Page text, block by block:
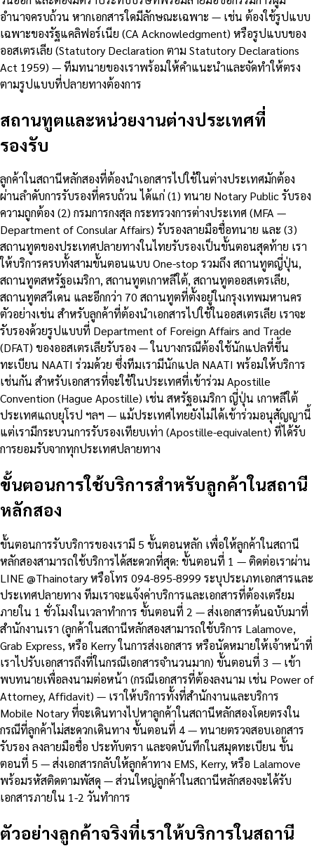
อำนาจครบถ้วน หากเอกสารใดมีลักษณะเฉพาะ — เช่น ต้องใช้รูปแบบ
เฉพาะของรัฐแคลิฟอร์เนีย (CA Acknowledgment) หรือรูปแบบของ
ออสเตรเลีย (Statutory Declaration ตาม Statutory Declarations
Act 1959) — ทีมทนายของเราพร้อมให้คำแนะนำและจัดทำให้ตรง
ตามรูปแบบที่ปลายทางต้องการ
สถานทูตและหน่วยงานต่างประเทศที่
รองรับ
ลูกค้าในสถานีหลักสองที่ต้องนำเอกสารไปใช้ในต่างประเทศมักต้อง
ผ่านลำดับการรับรองที่ครบถ้วน ได้แก่ (1) ทนาย Notary Public รับรอง
ความถูกต้อง (2) กรมการกงสุล กระทรวงการต่างประเทศ (MFA —
Department of Consular Affairs) รับรองลายมือชื่อทนาย และ (3)
สถานทูตของประเทศปลายทางในไทยรับรองเป็นขั้นตอนสุดท้าย เรา
ให้บริการครบทั้งสามขั้นตอนแบบ One-stop รวมถึง สถานทูตญี่ปุ่น,
สถานทูตสหรัฐอเมริกา, สถานทูตเกาหลีใต้, สถานทูตออสเตรเลีย,
สถานทูตสวีเดน และอีกกว่า 70 สถานทูตที่ตั้งอยู่ในกรุงเทพมหานคร
ตัวอย่างเช่น สำหรับลูกค้าที่ต้องนำเอกสารไปใช้ในออสเตรเลีย เราจะ
รับรองด้วยรูปแบบที่ Department of Foreign Affairs and Trade
(DFAT) ของออสเตรเลียรับรอง — ในบางกรณีต้องใช้นักแปลที่ขึ้น
ทะเบียน NAATI ร่วมด้วย ซึ่งทีมเรามีนักแปล NAATI พร้อมให้บริการ
เช่นกัน สำหรับเอกสารที่จะใช้ในประเทศที่เข้าร่วม Apostille
Convention (Hague Apostille) เช่น สหรัฐอเมริกา ญี่ปุ่น เกาหลีใต้
ประเทศแถบยุโรป ฯลฯ — แม้ประเทศไทยยังไม่ได้เข้าร่วมอนุสัญญานี้
แต่เรามีกระบวนการรับรองเทียบเท่า (Apostille-equivalent) ที่ได้รับ
การยอมรับจากทุกประเทศปลายทาง
ขั้นตอนการใช้บริการสำหรับลูกค้าในสถานี
หลักสอง
ขั้นตอนการรับบริการของเรามี 5 ขั้นตอนหลัก เพื่อให้ลูกค้าในสถานี
หลักสองสามารถใช้บริการได้สะดวกที่สุด: ขั้นตอนที่ 1 — ติดต่อเราผ่าน
LINE @Thainotary หรือโทร 094-895-8999 ระบุประเภทเอกสารและ
ประเทศปลายทาง ทีมเราจะแจ้งค่าบริการและเอกสารที่ต้องเตรียม
ภายใน 1 ชั่วโมงในเวลาทำการ ขั้นตอนที่ 2 — ส่งเอกสารต้นฉบับมาที่
สำนักงานเรา (ลูกค้าในสถานีหลักสองสามารถใช้บริการ Lalamove,
Grab Express, หรือ Kerry ในการส่งเอกสาร หรือนัดหมายให้เจ้าหน้าที่
เราไปรับเอกสารถึงที่ในกรณีเอกสารจำนวนมาก) ขั้นตอนที่ 3 — เข้า
พบทนายเพื่อลงนามต่อหน้า (กรณีเอกสารที่ต้องลงนาม เช่น Power of
Attorney, Affidavit) — เราให้บริการทั้งที่สำนักงานและบริการ
Mobile Notary ที่จะเดินทางไปหาลูกค้าในสถานีหลักสองโดยตรงใน
กรณีที่ลูกค้าไม่สะดวกเดินทาง ขั้นตอนที่ 4 — ทนายตรวจสอบเอกสาร
รับรอง ลงลายมือชื่อ ประทับตรา และจดบันทึกในสมุดทะเบียน ขั้น
ตอนที่ 5 — ส่งเอกสารกลับให้ลูกค้าทาง EMS, Kerry, หรือ Lalamove
พร้อมรหัสติดตามพัสดุ — ส่วนใหญ่ลูกค้าในสถานีหลักสองจะได้รับ
เอกสารภายใน 1-2 วันทำการ
ตัวอย่างลูกค้าจริงที่เราให้บริการในสถานี